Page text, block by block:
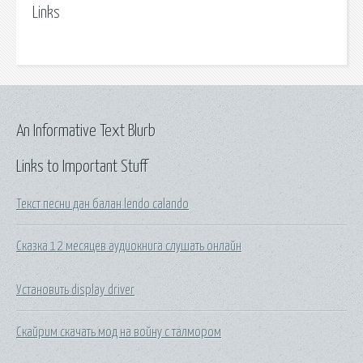
Links
Links to Important Stuff
Текст песни дан балан lendo calando
Сказка 12 месяцев аудиокнига слушать онлайн
Установить display driver
Скайрим скачать мод на войну с талмором
An Informative Text Blurb